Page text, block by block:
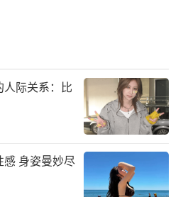
南唢呐班、原汁原味的京
花”的煎饼花女团等来自
的选手也将陆续登场。
响，“丰晚”又将如何精
值拉满。
际关系：比
身姿曼妙尽